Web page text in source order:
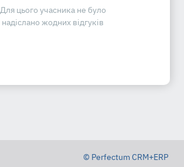
Для цього учасника не було
надіслано жодних відгуків
© Perfectum CRM+ERP